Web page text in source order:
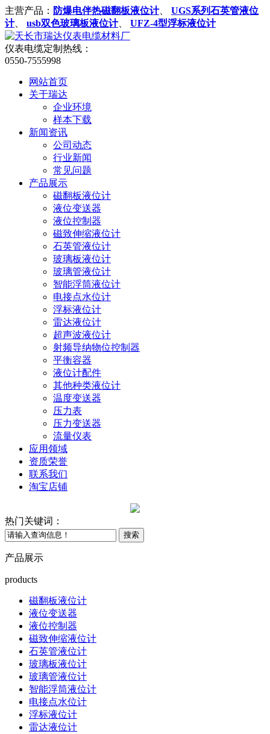
主营产品： 防爆电伴热磁翻板液位计、 UGS系列石英管液位
计、 usb双色玻璃板液位计、 UFZ-4型浮标液位计
仪表电缆定制热线：
0550-7555998
网站首页
关于瑞达
企业环境
样本下载
新闻资讯
公司动态
行业新闻
常见问题
产品展示
磁翻板液位计
液位变送器
液位控制器
磁致伸缩液位计
石英管液位计
玻璃板液位计
玻璃管液位计
智能浮筒液位计
电接点水位计
浮标液位计
雷达液位计
超声波液位计
射频导纳物位控制器
平衡容器
液位计配件
其他种类液位计
温度变送器
压力表
压力变送器
流量仪表
应用领域
资质荣誉
联系我们
淘宝店铺
热门关键词：
产品展示
products
磁翻板液位计
液位变送器
液位控制器
磁致伸缩液位计
石英管液位计
玻璃板液位计
玻璃管液位计
智能浮筒液位计
电接点水位计
浮标液位计
雷达液位计